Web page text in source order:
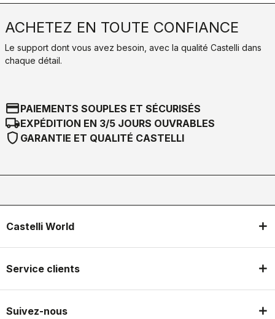
ACHETEZ EN TOUTE CONFIANCE
Le support dont vous avez besoin, avec la qualité Castelli dans
chaque détail.
credit_cardPAIEMENTS SOUPLES ET SÉCURISÉS
local_shippingEXPÉDITION EN 3/5 JOURS OUVRABLES
shield GARANTIE ET QUALITÉ CASTELLI
Castelli World
Service clients
Suivez-nous